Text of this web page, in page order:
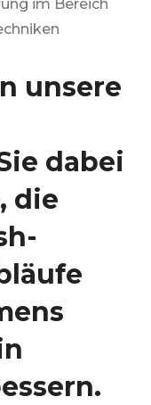
im Bereich
unsere
dabei
die